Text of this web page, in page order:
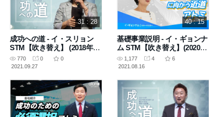
31 : 28
成功への道 - イ・スリョン
STM【吹き替え】 (2018年8
月11日 講義)
770 0
0
2021.09.27
40 : 15
基礎事業説明 - イ・ギョンナ
ム STM【吹き替え】(2020年
5月28日 講義)
1,177 4
6
2021.08.16